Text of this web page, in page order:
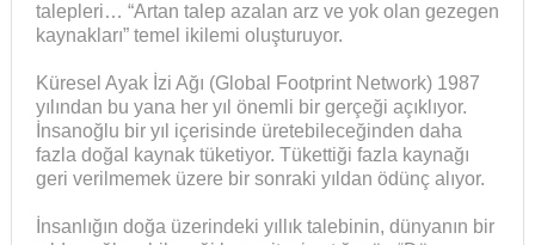
talepleri… “Artan talep azalan arz ve yok olan gezegen
kaynakları” temel ikilemi oluşturuyor.
Küresel Ayak İzi Ağı (Global Footprint Network) 1987
yılından bu yana her yıl önemli bir gerçeği açıklıyor.
İnsanoğlu bir yıl içerisinde üretebileceğinden daha
fazla doğal kaynak tüketiyor. Tükettiği fazla kaynağı
geri verilmemek üzere bir sonraki yıldan ödünç alıyor.
İnsanlığın doğa üzerindeki yıllık talebinin, dünyanın bir